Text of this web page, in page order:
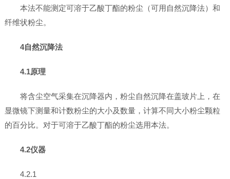
本法不能测定可溶于乙酸丁酯的粉尘（可用自然沉降法）和
纤维状粉尘。
4自然沉降法
4.1原理
将含尘空气采集在沉降器内，粉尘自然沉降在盖玻片上，在
显微镜下测量和计数粉尘的大小及数量，计算不同大小粉尘颗粒
的百分比。对于可溶于乙酸丁酯的粉尘选用本法。
4.2仪器
4.2.1